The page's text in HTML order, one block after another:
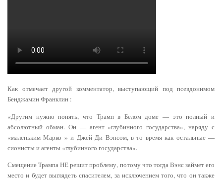
Как отмечает другой комментатор, выступающий под псевдонимом
Бенджамин Франклин :
«Другим нужно понять, что Трамп в Белом доме — это полный и
абсолютный обман. Он — агент «глубинного государства», наряду с
«маленьким Марко » и Джей Ди Вэнсом, в то время как остальные —
сионисты и агенты «глубинного государства».
Смещение Трампа НЕ решит проблему, потому что тогда Вэнс займет его
место и будет выглядеть спасителем, за исключением того, что он также